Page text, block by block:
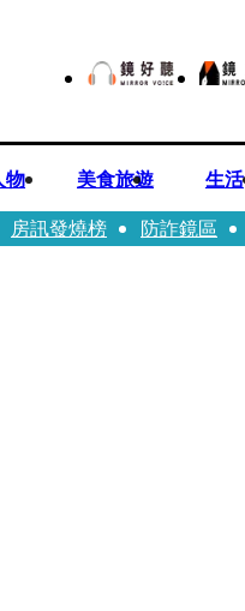
物 美食旅遊 生活
房訊發燒榜 防詐鏡區